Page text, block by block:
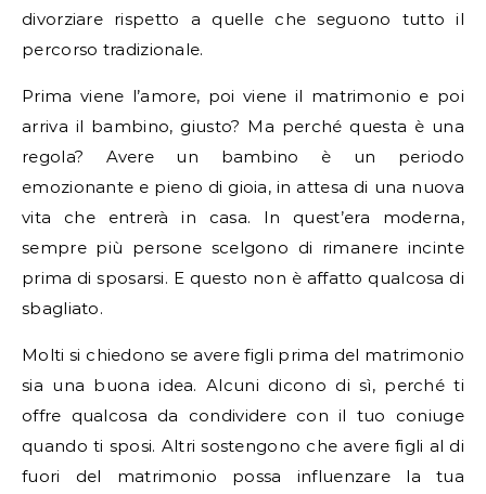
divorziare rispetto a quelle che seguono tutto il
percorso tradizionale.
Prima viene l’amore, poi viene il matrimonio e poi
arriva il bambino, giusto? Ma perché questa è una
regola? Avere un bambino è un periodo
emozionante e pieno di gioia, in attesa di una nuova
vita che entrerà in casa. In quest’era moderna,
sempre più persone scelgono di rimanere incinte
prima di sposarsi. E questo non è affatto qualcosa di
sbagliato.
Molti si chiedono se avere figli prima del matrimonio
sia una buona idea. Alcuni dicono di sì, perché ti
offre qualcosa da condividere con il tuo coniuge
quando ti sposi. Altri sostengono che avere figli al di
fuori del matrimonio possa influenzare la tua